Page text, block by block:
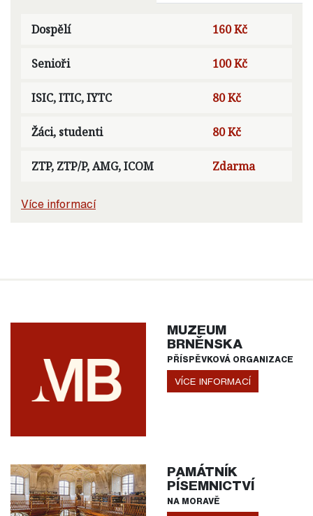
Dospělí 160 Kč
Senioři 100 Kč
ISIC, ITIC, IYTC 80 Kč
Žáci, studenti 80 Kč
ZTP, ZTP/P, AMG, ICOM Zdarma
Více informací
MUZEUM
BRNĚNSKA
PŘÍSPĚVKOVÁ ORGANIZACE
VÍCE INFORMACÍ
PAMÁTNÍK
PÍSEMNICTVÍ
NA MORAVĚ